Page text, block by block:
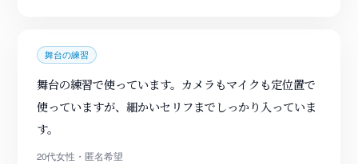
舞台の練習
舞台の練習で使っています。カメラもマイクも定位置で
使っていますが、細かいセリフまでしっかり入っていま
す。
20代女性・匿名希望